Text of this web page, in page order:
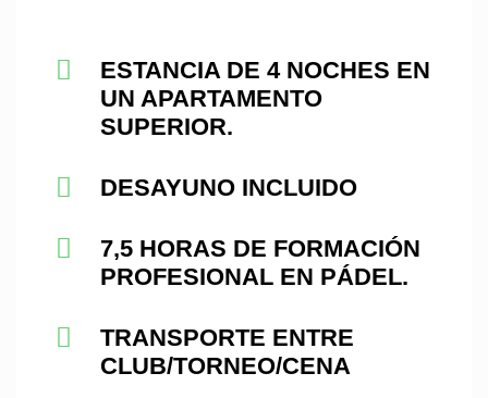
ESTANCIA DE 4 NOCHES EN
UN APARTAMENTO
SUPERIOR.
DESAYUNO INCLUIDO
7,5 HORAS DE FORMACIÓN
PROFESIONAL EN PÁDEL.
TRANSPORTE ENTRE
CLUB/TORNEO/CENA